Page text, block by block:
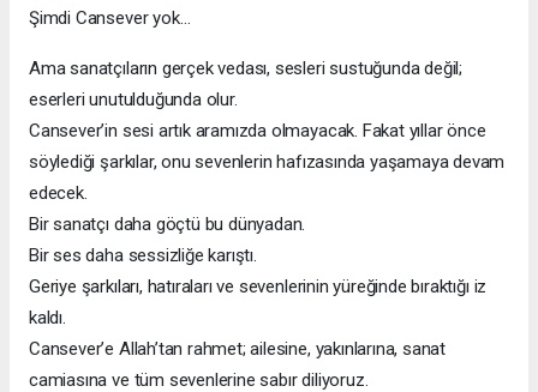
Şimdi Cansever yok…
Ama sanatçıların gerçek vedası, sesleri sustuğunda değil;
eserleri unutulduğunda olur.
Cansever’in sesi artık aramızda olmayacak. Fakat yıllar önce
söylediği şarkılar, onu sevenlerin hafızasında yaşamaya devam
edecek.
Bir sanatçı daha göçtü bu dünyadan.
Bir ses daha sessizliğe karıştı.
Geriye şarkıları, hatıraları ve sevenlerinin yüreğinde bıraktığı iz
kaldı.
Cansever’e Allah’tan rahmet; ailesine, yakınlarına, sanat
camiasına ve tüm sevenlerine sabır diliyoruz.